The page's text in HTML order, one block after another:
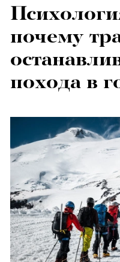
почему
похода в